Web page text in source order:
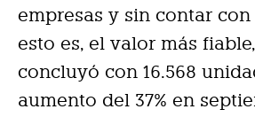
empresas y sin contar
esto es, el valor más
concluyó con 16.568
aumento del 37% en